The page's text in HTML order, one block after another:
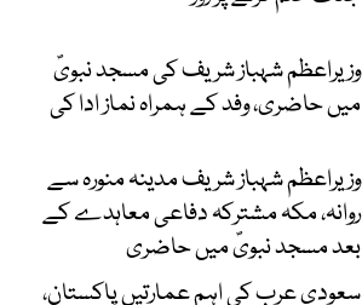
وزیراعظم شہباز شریف کی مسجد نبویؐ
میں حاضری، وفد کے ہمراہ نماز ادا کی
وزیراعظم شہباز شریف مدینہ منورہ سے
روانہ، مکہ مشترکہ دفاعی معاہدے کے
بعد مسجد نبویؐ میں حاضری
سعودی عرب کی اہم عمارتیں پاکستان،